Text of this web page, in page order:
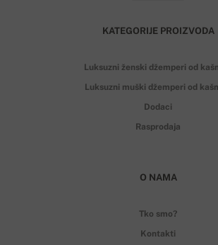
KATEGORIJE PROIZVODA
Luksuzni ženski džemperi od
Luksuzni muški džemperi od
Dodaci
Rasprodaja
O NAMA
Tko smo?
Kontakti